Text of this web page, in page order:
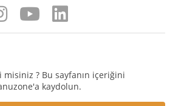
? Bu sayfanın içeriğini
kaydolun.